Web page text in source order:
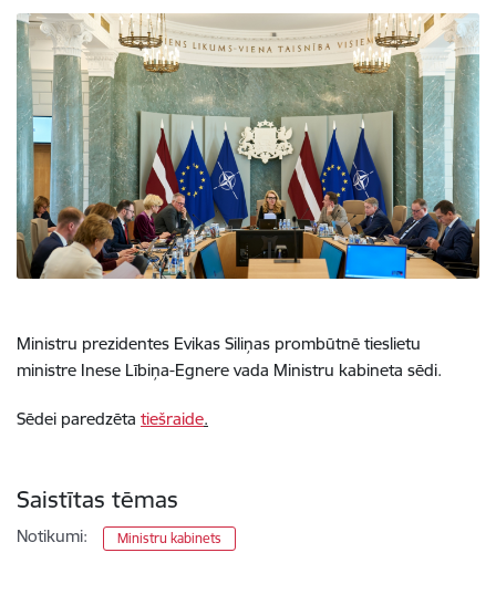
Ministru prezidentes Evikas Siliņas prombūtnē tieslietu
ministre Inese Lībiņa-Egnere vada Ministru kabineta sēdi.
Sēdei paredzēta tiešraide.
Saistītas tēmas
Notikumi: Ministru kabinets